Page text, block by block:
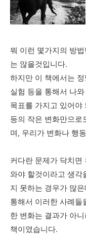
뭐 이런 몇가지의 방
는 않을것입니다.
하지만 이 책에서는
실험 등을 통해서 나
목표를 가지고 있어야
등의 작은 변화만으로
며, 우리가 변화나 행
커다란 문제가 닥치면
와야 할것이라고 생각
지 못하는 경우가 많
통해서 이러한 사례들
한 변화는 결과가 아
책이였습니다.